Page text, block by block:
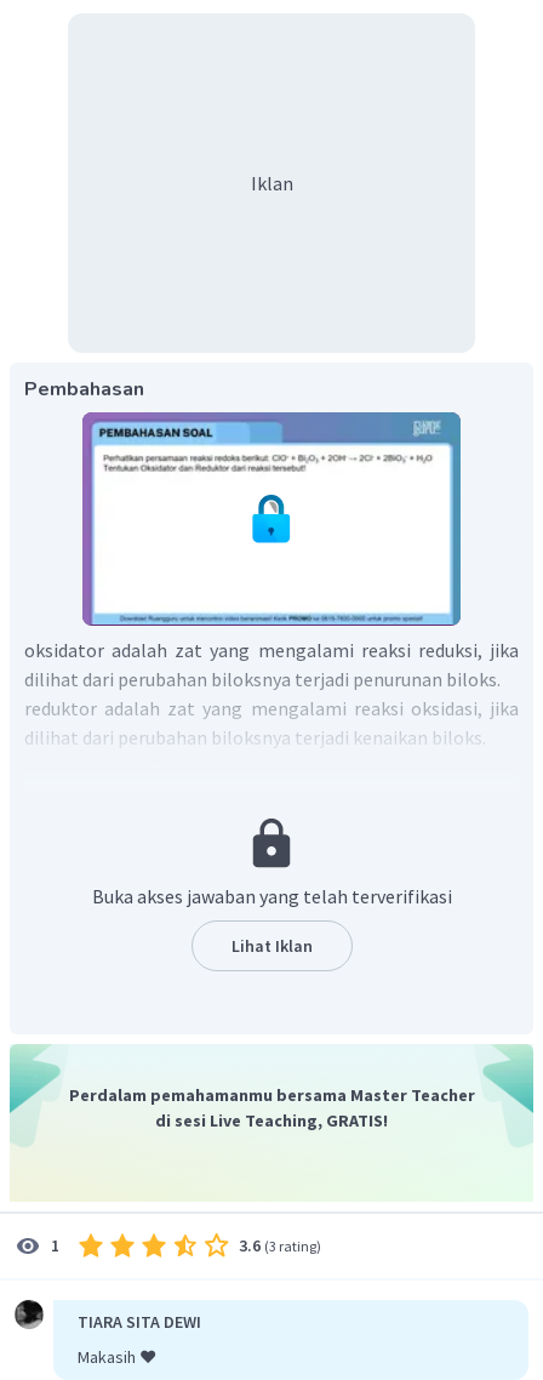
Iklan
Pembahasan
oksidator adalah zat yang mengalami reaksi reduksi, jika
dilihat dari perubahan biloksnya terjadi penurunan biloks.
reduktor adalah zat yang mengalami reaksi oksidasi, jika
dilihat dari perubahan biloksnya terjadi kenaikan biloks.
menentukan biloks dalam :
menentukan biloks dalam :
menentukan biloks dalam :
Buka akses jawaban yang telah terverifikasi
Lihat Iklan
Perdalam pemahamanmu bersama Master Teacher
di sesi Live Teaching, GRATIS!
1 3.6 (3 rating)
TIARA SITA DEWI
Makasih ❤️